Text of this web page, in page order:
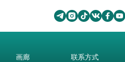
画廊 联系方式